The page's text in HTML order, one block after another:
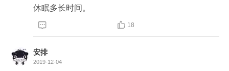
  18
安排
2019-12-04